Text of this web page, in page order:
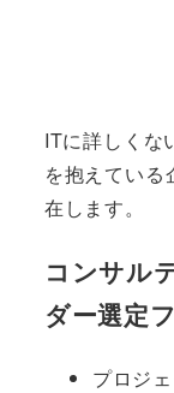
ITに詳しくな
を抱えてい
在します。
コンサル
ダー選定
プロジ